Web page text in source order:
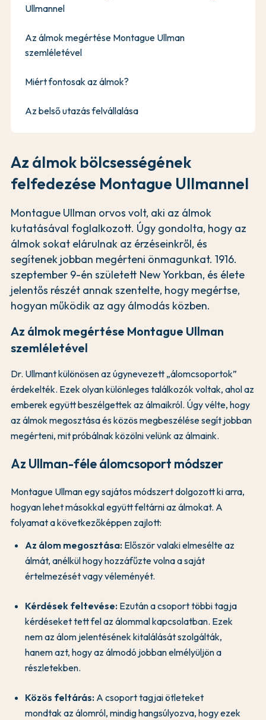
Az álmok bölcsességének
felfedezése Montague Ullmannel
Montague Ullman orvos volt, aki az álmok
kutatásával foglalkozott. Úgy gondolta, hogy az
álmok sokat elárulnak az érzéseinkről, és
segítenek jobban megérteni önmagunkat. 1916.
szeptember 9-én született New Yorkban, és élete
jelentős részét annak szentelte, hogy megértse,
hogyan működik az agy álmodás közben.
Az álmok megértése Montague Ullman
szemléletével
Dr. Ullmant különösen az úgynevezett „álomcsoportok”
érdekelték. Ezek olyan különleges találkozók voltak, ahol az
emberek együtt beszélgettek az álmaikról. Úgy vélte, hogy
az álmok megosztása és közös megbeszélése segít jobban
megérteni, mit próbálnak közölni velünk az álmaink.
Az Ullman-féle álomcsoport módszer
Montague Ullman egy sajátos módszert dolgozott ki arra,
hogyan lehet másokkal együtt feltárni az álmokat. A
folyamat a következőképpen zajlott:
Az álom megosztása: Először valaki elmesélte az
álmát, anélkül hogy hozzáfűzte volna a saját
értelmezését vagy véleményét.
Kérdések feltevése: Ezután a csoport többi tagja
kérdéseket tett fel az álommal kapcsolatban. Ezek
nem az álom jelentésének kitalálását szolgálták,
hanem azt, hogy az álmodó jobban elmélyüljön a
részletekben.
Közös feltárás: A csoport tagjai ötleteket
mondtak az álomról, mindig hangsúlyozva, hogy ezek
Ullmannel
Az álmok megértése Montague Ullman
szemléletével
Miért fontosak az álmok?
Az belső utazás felvállalása